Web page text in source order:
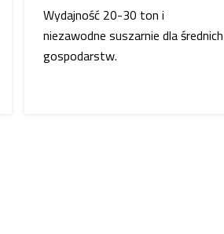
Wydajność 20-30 ton i
niezawodne suszarnie dla średnich
gospodarstw.